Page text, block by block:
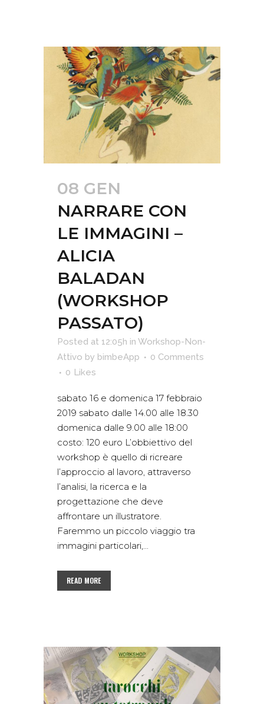
08 GEN
NARRARE CON
LE IMMAGINI –
ALICIA
BALADAN
(WORKSHOP
PASSATO)
Posted at 12:05h in Workshop-Non-
Attivo by bimbeApp
0 Comments
0 Likes
sabato 16 e domenica 17 febbraio
2019 sabato dalle 14.00 alle 18.30
domenica dalle 9.00 alle 18:00
costo: 120 euro L’obbiettivo del
workshop è quello di ricreare
l’approccio al lavoro, attraverso
l’analisi, la ricerca e la
progettazione che deve
affrontare un illustratore.
Faremmo un piccolo viaggio tra
immagini particolari,...
READ MORE